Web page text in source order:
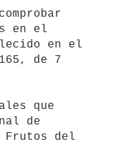
en el
en el
de 7
de
Frutos del